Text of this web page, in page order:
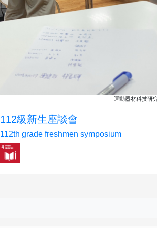
運動器材科技研
112級新生座談會
112th grade freshmen symposium